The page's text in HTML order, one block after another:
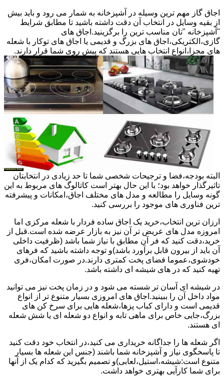
اجاق گاز مهم ترین وسیله در آشپزخانه به شمار می رود و باید بیش
از بقیه وسایل در انتخاب آن دقت داشته باشید تا مطابق شرایط
"آشپزخانه "تان مناسب ترین را برگزینید.اجاق های
گازی،الکتریکی،اجاق های بزرگ و قدیمی یا اجاق های توکار با شعله
های مجزا،انواع انتخاب هایی هستند که پیش روی شما قرار دارند.
البته بودجه،فضا و ترجیحات شخصی شما تا حد زیادی در انتخابتان
تاثیرگذار خواهد بود؛ با این حال بهتر است کاتالوگ های مربوط به این
گونه وسایل را مطالعه و مدل های مختلف اجاق،امکانات و پیشرفته
ترین فناوری های موجود را بررسی کنید.
ارزان ترین انتخاب،خرید یک اجاق ساده فردار با شعله مرکزی اما
امروزه مدل های عریض تر آن نیز به بازار عرضه شده است.قبل از
خرید،دقت کنید که فر آن مطابق با نیاز شما باشد (ظرفیت داخلی
آن باید از بیرون قابل برآورد باشد)و توجه داشته باشید که فرهای
خودشوی،عموما فضای پخت کمتری دارند.در صورت امکان،فری
تهیه کنید که در های شیشه ای داشته باشد.
در شیشه ای آسان تر شسته می شود و در زمان پخت نیز می توانید
مواد داخل آن را ببینید.اجاق های امروزی بسیار متنوع تر از انواع
قدیمی است و دارای کباب پزها،شعله هایی برای سرخ کن های
بزرگ،جایی خاص برای ماهی تابه و انواع دو شعله ای یا شش شعله
ای هستند.
اگر شعله ها را جداگانه خریداری می کنید،در انتخاب خود دقت کنید
تا پاسخگوی نیاز و آشپزخانه شما باشند (جنس این شعله ها بسیار
متنوع است:شیشه،استیل،لعابی)و تصمیم بگیرید که کدام یک از آنها
برای شما کارآیی بهتری خواهد داشت.